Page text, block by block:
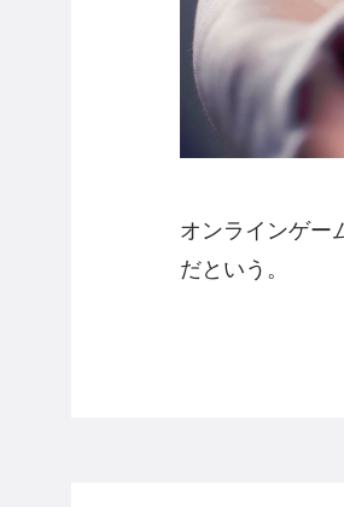
オンラインゲー
だという。